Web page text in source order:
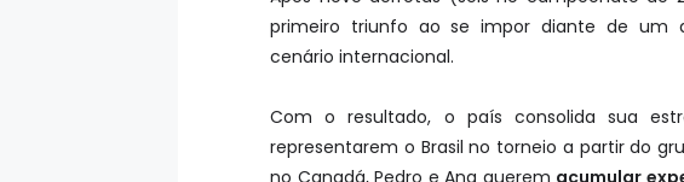
primeiro triunfo ao se impor diante de um
cenário internacional.
Com o resultado, o país consolida sua
representarem o Brasil no torneio a partir do
no Canadá, Pedro e Ana querem acumular